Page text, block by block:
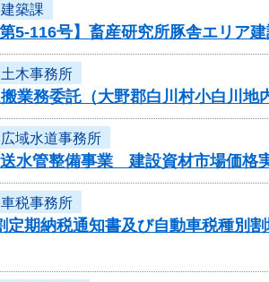
築課
5-116号】畜産研究所豚舎エリア
木事務所
業務委託（大野郡白川村小白川地
域水道事務所
水管整備事業 建設資材市場価格
税事務所
定期納税通知書及び自動車税種別